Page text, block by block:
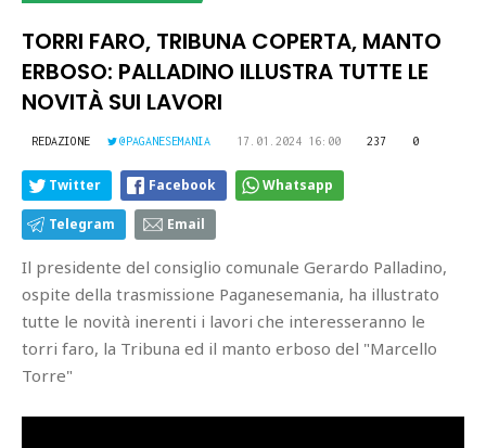
TORRI FARO, TRIBUNA COPERTA, MANTO
ERBOSO: PALLADINO ILLUSTRA TUTTE LE
NOVITÀ SUI LAVORI
REDAZIONE @PAGANESEMANIA 17.01.2024 16:00 237 0
Twitter Facebook Whatsapp
Telegram Email
Il presidente del consiglio comunale Gerardo Palladino,
ospite della trasmissione Paganesemania, ha illustrato
tutte le novità inerenti i lavori che interesseranno le
torri faro, la Tribuna ed il manto erboso del "Marcello
Torre"